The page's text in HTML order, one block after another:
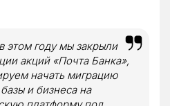
этом году мы закрыли
акций «Почта Банка»,
начать миграцию
и бизнеса на